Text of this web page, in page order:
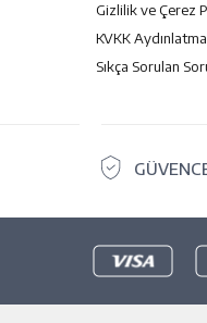
Gizlilik ve Çerez
KVKK
Sıkça Sorulan